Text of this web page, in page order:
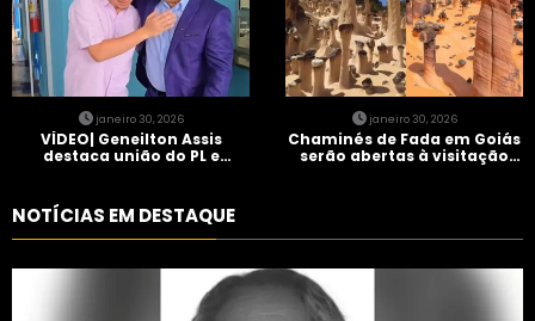
janeiro 30, 2026
VÍDEO| Geneilton Assis
destaca união do PL e
janeiro 30, 2026
Chaminés de Fada em Goiás
serão abertas à visitação
NOTÍCIAS EM DESTAQUE